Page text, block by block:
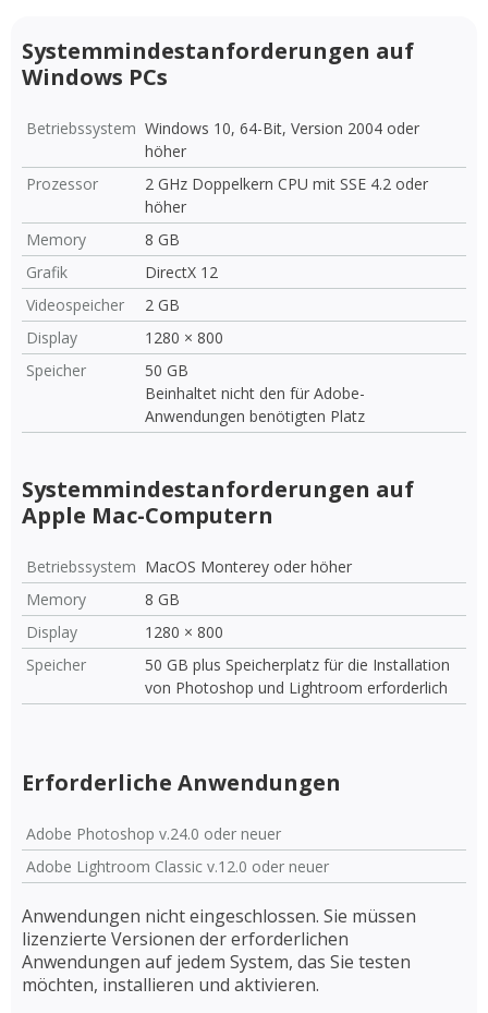
Systemmindestanforderungen auf
Windows PCs
Betriebssystem Windows 10, 64-Bit, Version 2004 oder
höher
Prozessor
2 GHz Doppelkern CPU mit SSE 4.2 oder
höher
Memory
8 GB
Grafik
DirectX 12
Videospeicher
2 GB
Display
1280 × 800
Speicher
50 GB
Beinhaltet nicht den für Adobe-
Anwendungen benötigten Platz
Systemmindestanforderungen auf
Apple Mac-Computern
Betriebssystem MacOS Monterey oder höher
Memory
8 GB
Display
1280 × 800
Speicher
50 GB plus Speicherplatz für die Installation
von Photoshop und Lightroom erforderlich
Erforderliche Anwendungen
Adobe Photoshop v.24.0 oder neuer
Adobe Lightroom Classic v.12.0 oder neuer
Anwendungen nicht eingeschlossen. Sie müssen
lizenzierte Versionen der erforderlichen
Anwendungen auf jedem System, das Sie testen
möchten, installieren und aktivieren.